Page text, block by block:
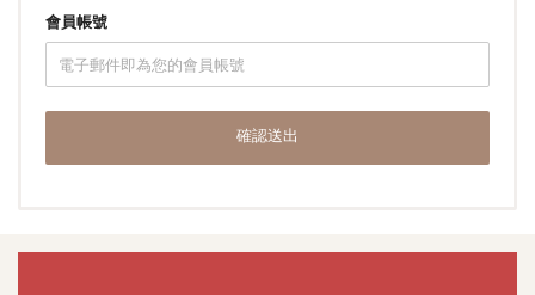
會員帳號
確認送出